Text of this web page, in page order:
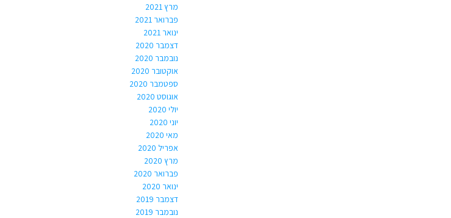
מרץ 2021
פברואר 2021
ינואר 2021
דצמבר 2020
נובמבר 2020
אוקטובר 2020
ספטמבר 2020
אוגוסט 2020
יולי 2020
יוני 2020
מאי 2020
אפריל 2020
מרץ 2020
פברואר 2020
ינואר 2020
דצמבר 2019
נובמבר 2019